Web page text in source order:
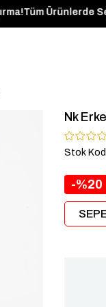
Kaçırma!Tüm
Nk
Stok
20